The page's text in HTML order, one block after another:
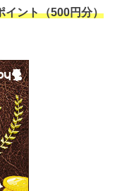
イント（500円分）